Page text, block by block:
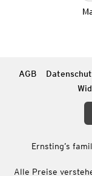
AGB
Ernsting’s
Alle Preise